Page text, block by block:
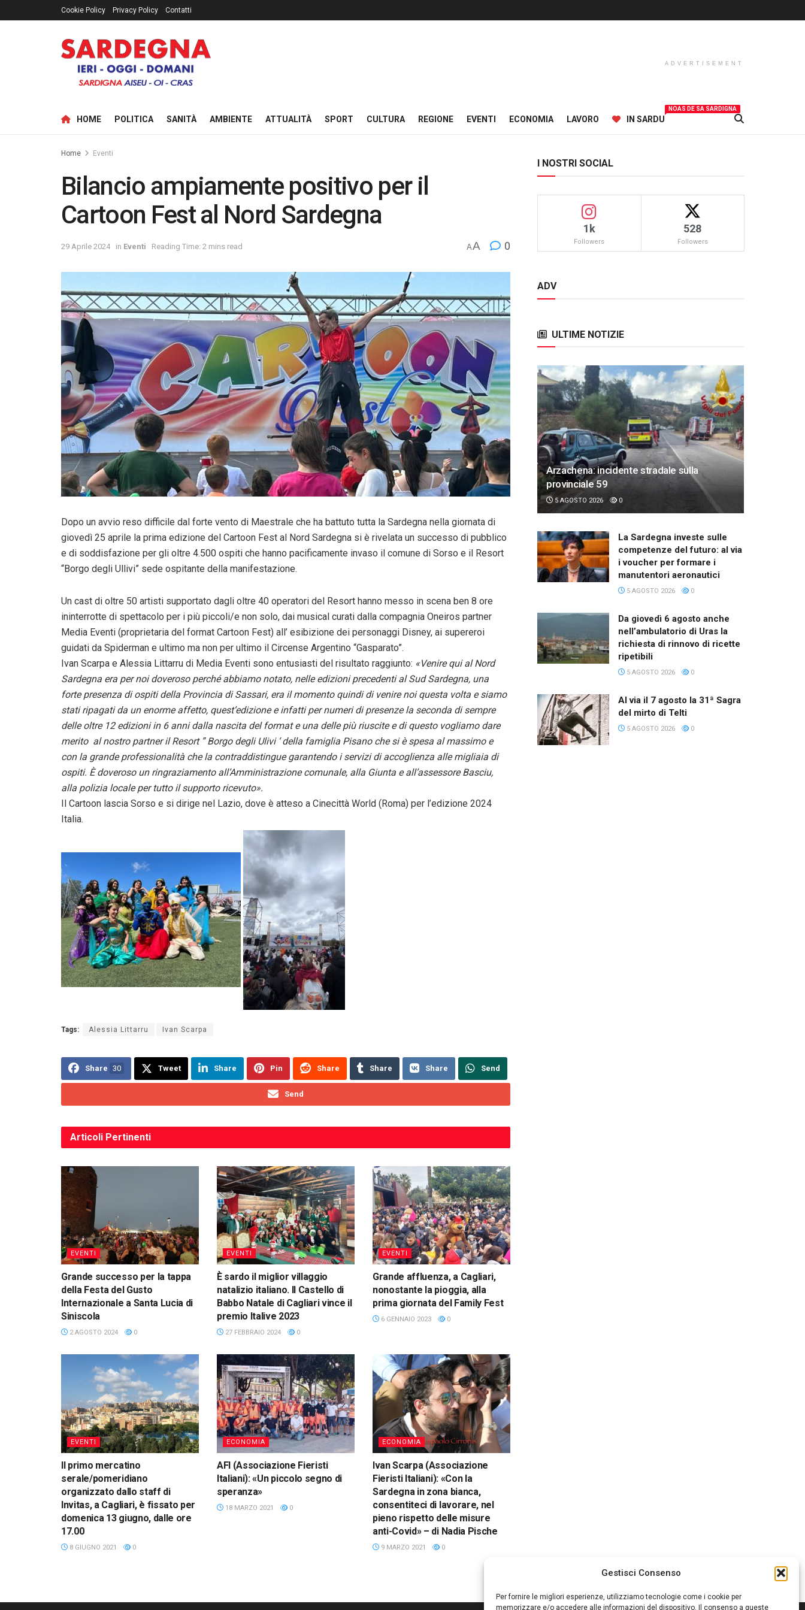
Gestisci Consenso
Per fornire le migliori esperienze, utilizziamo tecnologie come i cookie per
memorizzare e/o accedere alle informazioni del dispositivo. Il consenso a queste
Cookie Policy Privacy Policy Contatti
ADVERTISEMENT
HOME POLITICA SANITÀ AMBIENTE ATTUALITÀ SPORT CULTURA REGIONE EVENTI ECONOMIA LAVORO IN SARDU
NOAS DE SA SARDIGNA
Home Eventi
Bilancio ampiamente positivo per il
Cartoon Fest al Nord Sardegna
29 Aprile 2024 in Eventi Reading Time: 2 mins read AA 0
Dopo un avvio reso difficile dal forte vento di Maestrale che ha battuto tutta la Sardegna nella giornata di
giovedì 25 aprile la prima edizione del Cartoon Fest al Nord Sardegna si è rivelata un successo di pubblico
e di soddisfazione per gli oltre 4.500 ospiti che hanno pacificamente invaso il comune di Sorso e il Resort
“Borgo degli Ullivi” sede ospitante della manifestazione.
Un cast di oltre 50 artisti supportato dagli oltre 40 operatori del Resort hanno messo in scena ben 8 ore
ininterrotte di spettacolo per i più piccoli/e non solo, dai musical curati dalla compagnia Oneiros partner
Media Eventi (proprietaria del format Cartoon Fest) all’ esibizione dei personaggi Disney, ai supereroi
guidati da Spiderman e ultimo ma non per ultimo il Circense Argentino “Gasparato”.
Ivan Scarpa e Alessia Littarru di Media Eventi sono entusiasti del risultato raggiunto: «Venire qui al Nord
Sardegna era per noi doveroso perché abbiamo notato, nelle edizioni precedenti al Sud Sardegna, una
forte presenza di ospiti della Provincia di Sassari, era il momento quindi di venire noi questa volta e siamo
stati ripagati da un enorme affetto, quest’edizione e infatti per numeri di presenze la seconda di sempre
delle oltre 12 edizioni in 6 anni dalla nascita del format e una delle più riuscite e di questo vogliamo dare
merito al nostro partner il Resort ” Borgo degli Ulivi ‘ della famiglia Pisano che si è spesa al massimo e
con la grande professionalità che la contraddistingue garantendo i servizi di accoglienza alle migliaia di
ospiti. È doveroso un ringraziamento all’Amministrazione comunale, alla Giunta e all’assessore Basciu,
alla polizia locale per tutto il supporto ricevuto».
Il Cartoon lascia Sorso e si dirige nel Lazio, dove è atteso a Cinecittà World (Roma) per l’edizione 2024
Italia.
Tags: Alessia Littarru Ivan Scarpa
Share 30 Tweet Share Pin Share Share Share Send
Send
Articoli Pertinenti
EVENTI
Grande successo per la tappa
della Festa del Gusto
Internazionale a Santa Lucia di
Siniscola
2 AGOSTO 2024 0
EVENTI
È sardo il miglior villaggio
natalizio italiano. Il Castello di
Babbo Natale di Cagliari vince il
premio Italive 2023
27 FEBBRAIO 2024 0
EVENTI
Grande affluenza, a Cagliari,
nonostante la pioggia, alla
prima giornata del Family Fest
6 GENNAIO 2023 0
EVENTI
Il primo mercatino
serale/pomeridiano
organizzato dallo staff di
Invitas, a Cagliari, è fissato per
domenica 13 giugno, dalle ore
17.00
8 GIUGNO 2021 0
ECONOMIA
AFI (Associazione Fieristi
Italiani): «Un piccolo segno di
speranza»
18 MARZO 2021 0
ECONOMIA
Ivan Scarpa (Associazione
Fieristi Italiani): «Con la
Sardegna in zona bianca,
consentiteci di lavorare, nel
pieno rispetto delle misure
anti-Covid» – di Nadia Pische
9 MARZO 2021 0
I NOSTRI SOCIAL
1k
Followers
528
Followers
ADV
ULTIME NOTIZIE
Arzachena: incidente stradale sulla
provinciale 59
5 AGOSTO 2026 0
La Sardegna investe sulle
competenze del futuro: al via
i voucher per formare i
manutentori aeronautici
5 AGOSTO 2026 0
Da giovedì 6 agosto anche
nell’ambulatorio di Uras la
richiesta di rinnovo di ricette
ripetibili
5 AGOSTO 2026 0
Al via il 7 agosto la 31ª Sagra
del mirto di Telti
5 AGOSTO 2026 0